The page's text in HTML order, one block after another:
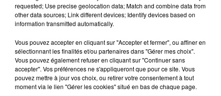
100%
100% Radio les infos du Comminges
21 mai 2025 - 3 min 14 sec
LES INFOS DU COMMINGES DU 21/05/2025 À
12H00
requested; Use precise geolocation data; Match and combine data from
other data sources; Link different devices; Identify devices based on
information transmitted automatically.
Vous pouvez accepter en cliquant sur "Accepter et fermer", ou affiner en
sélectionnant les finalités et/ou partenaires dans "Gérer mes choix".
Vous pouvez également refuser en cliquant sur "Continuer sans
accepter". Vos préférences ne s'appliqueront que pour ce site. Vous
pouvez mettre à jour vos choix, ou retirer votre consentement à tout
moment via le lien "Gérer les cookies" situé en bas de chaque page.